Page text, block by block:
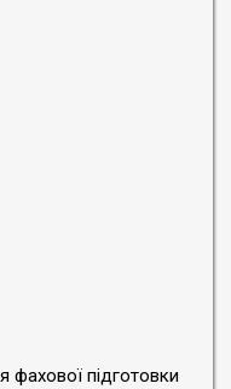
фахової підготовки